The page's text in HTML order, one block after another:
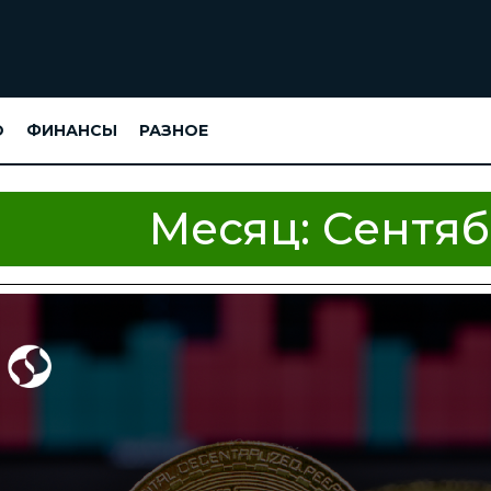
ФИНАНСЫ РАЗНОЕ
Месяц: